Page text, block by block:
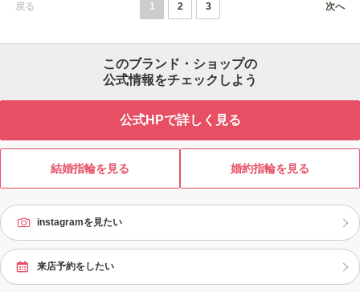
戻る 1 2 3 次へ
このブランド・ショップの
公式情報をチェックしよう
公式HPで詳しく見る
結婚指輪を見る 婚約指輪を見る
instagramを見たい
来店予約をしたい